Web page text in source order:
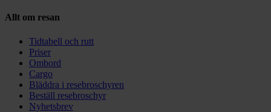
Allt om resan
Tidtabell och rutt
Priser
Ombord
Cargo
Bläddra i resebroschyren
Beställ resebroschyr
Nyhetsbrev